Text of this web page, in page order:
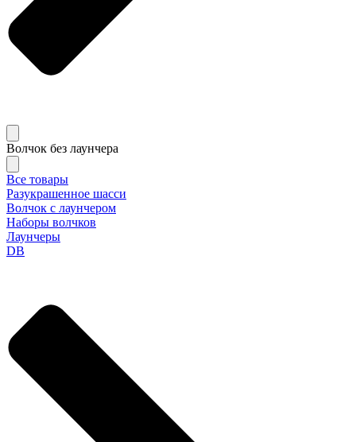
Волчок без лаунчера
Все товары
Разукрашенное шасси
Волчок с лаунчером
Наборы волчков
Лаунчеры
DB